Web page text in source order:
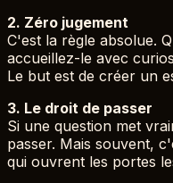
2. Zéro jugement
C'est la règle absolue.
accueillez-le avec
Le but est de créer un
3. Le droit de passer
Si une question met
passer. Mais souvent,
qui ouvrent les portes